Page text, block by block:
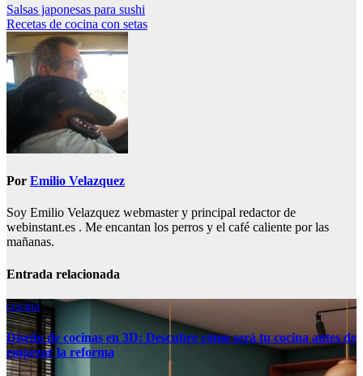
Navegación
de
entradas
Salsas japonesas para sushi
Recetas de cocina con setas
Por Emilio Velazquez
Soy Emilio Velazquez webmaster y principal redactor de
webinstant.es . Me encantan los perros y el café caliente por las
mañanas.
Entrada relacionada
cocina
Diseño de cocinas en 3D: Descubre cómo será tu cocina antes de
empezar la reforma